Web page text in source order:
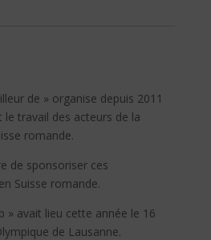
de » organise depuis 2011
travail des acteurs de la
romande.
de sponsoriser ces
Suisse romande.
» avait lieu cette année le 16
de Lausanne.